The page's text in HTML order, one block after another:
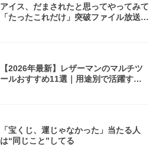
アイス、だまされたと思ってやってみて
「たったこれだけ」突破ファイル放送で
【2026年最新】レザーマンのマルチツ
ールおすすめ11選｜用途別で活躍する
「宝くじ、運じゃなかった」当たる人
は“同じこと”してる